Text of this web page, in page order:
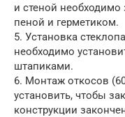
и стеной
пеной и герметиком.
5. Установка
необходимо
штапиками.
6. Монтаж откосов
установить, чтобы
конструкции